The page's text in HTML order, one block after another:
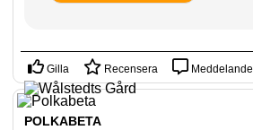
Gilla Recensera Meddelande
POLKABETA